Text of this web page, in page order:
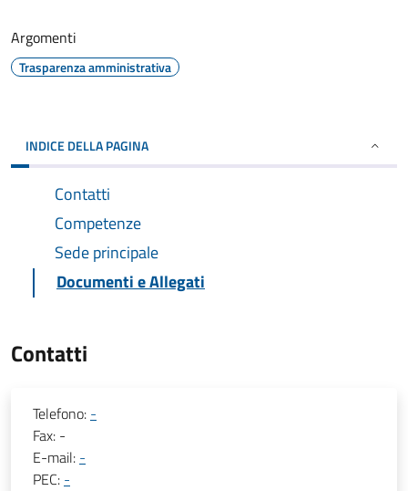
Argomenti
Trasparenza amministrativa
INDICE DELLA PAGINA
Contatti
Competenze
Sede principale
Documenti e Allegati
Contatti
Telefono: -
Fax: -
E-mail: -
PEC: -